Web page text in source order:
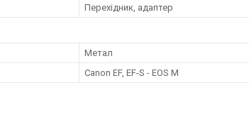
Перехідник, адаптер
Метал
Canon EF, EF-S - EOS M